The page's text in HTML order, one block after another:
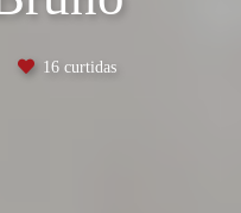
16 curtidas